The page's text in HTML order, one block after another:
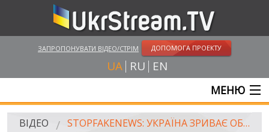
ЗАПРОПОНУВАТИ ВІДЕО/СТРІМ ДОПОМОГА ПРОЕКТУ
UA RU EN
МЕНЮ
ГОЛОВНА
ВІДЕО STOPFAKENEWS: УКРАЇНА ЗРИВАЄ ОБМІН ВІЙСЬКОВОПОЛОНЕНИМИ, А В ТУРИНІ ВИЗНАЛИ "ДНР"?